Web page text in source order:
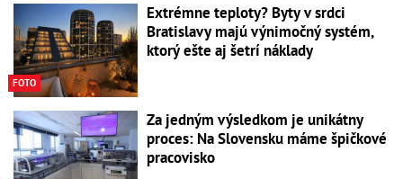
FOTO
Extrémne teploty? Byty v srdci
Bratislavy majú výnimočný systém,
ktorý ešte aj šetrí náklady
Za jedným výsledkom je unikátny
proces: Na Slovensku máme špičkové
pracovisko